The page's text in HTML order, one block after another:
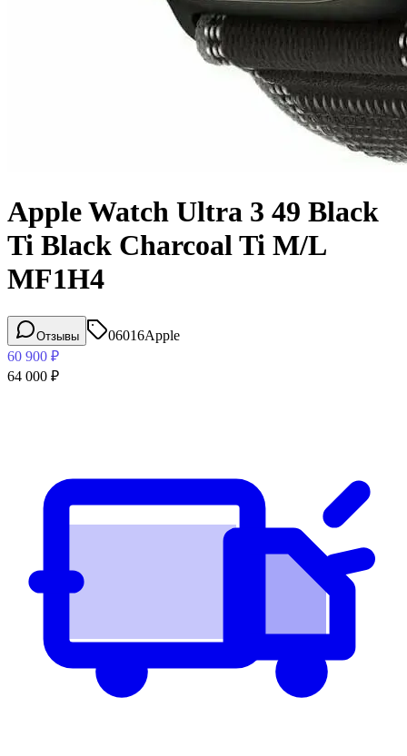
Apple Watch Ultra 3 49 Black
Ti Black Charcoal Ti M/L
MF1H4
Отзывы 06016Apple
60 900 ₽
64 000 ₽